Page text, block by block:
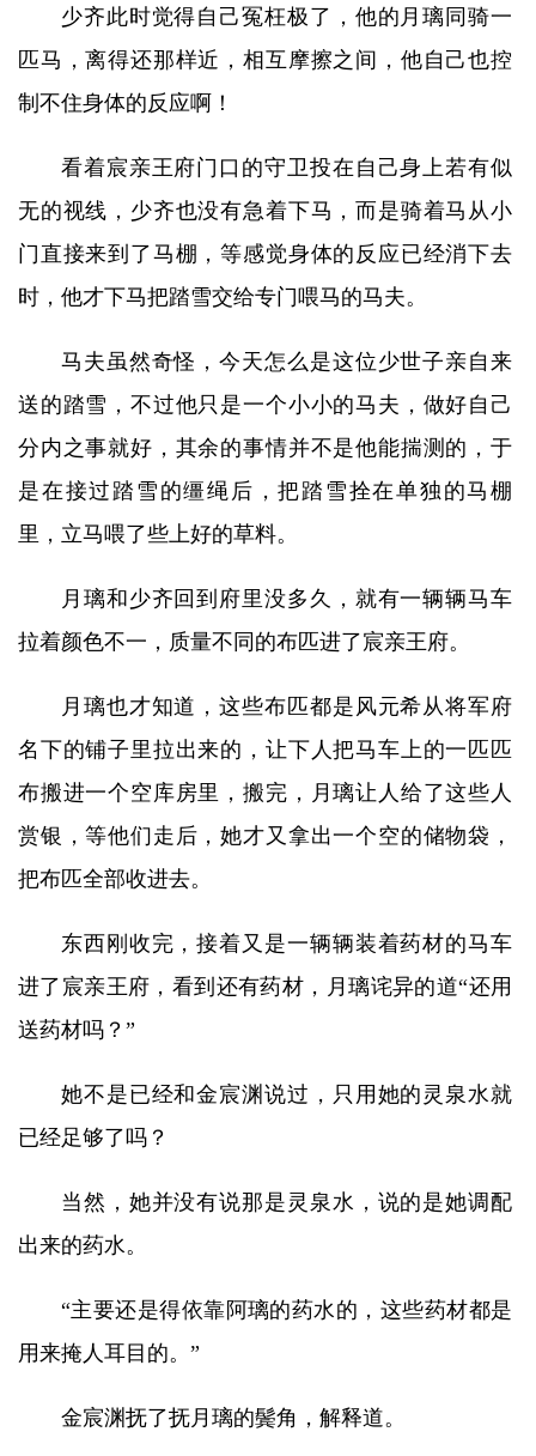
少齐此时觉得自己冤枉极了，他的月璃同骑一
匹马，离得还那样近，相互摩擦之间，他自己也控
制不住身体的反应啊！
看着宸亲王府门口的守卫投在自己身上若有似
无的视线，少齐也没有急着下马，而是骑着马从小
门直接来到了马棚，等感觉身体的反应已经消下去
时，他才下马把踏雪交给专门喂马的马夫。
马夫虽然奇怪，今天怎么是这位少世子亲自来
送的踏雪，不过他只是一个小小的马夫，做好自己
分内之事就好，其余的事情并不是他能揣测的，于
是在接过踏雪的缰绳后，把踏雪拴在单独的马棚
里，立马喂了些上好的草料。
月璃和少齐回到府里没多久，就有一辆辆马车
拉着颜色不一，质量不同的布匹进了宸亲王府。
月璃也才知道，这些布匹都是风元希从将军府
名下的铺子里拉出来的，让下人把马车上的一匹匹
布搬进一个空库房里，搬完，月璃让人给了这些人
赏银，等他们走后，她才又拿出一个空的储物袋，
把布匹全部收进去。
东西刚收完，接着又是一辆辆装着药材的马车
进了宸亲王府，看到还有药材，月璃诧异的道“还用
送药材吗？”
她不是已经和金宸渊说过，只用她的灵泉水就
已经足够了吗？
当然，她并没有说那是灵泉水，说的是她调配
出来的药水。
“主要还是得依靠阿璃的药水的，这些药材都是
用来掩人耳目的。”
金宸渊抚了抚月璃的鬓角，解释道。